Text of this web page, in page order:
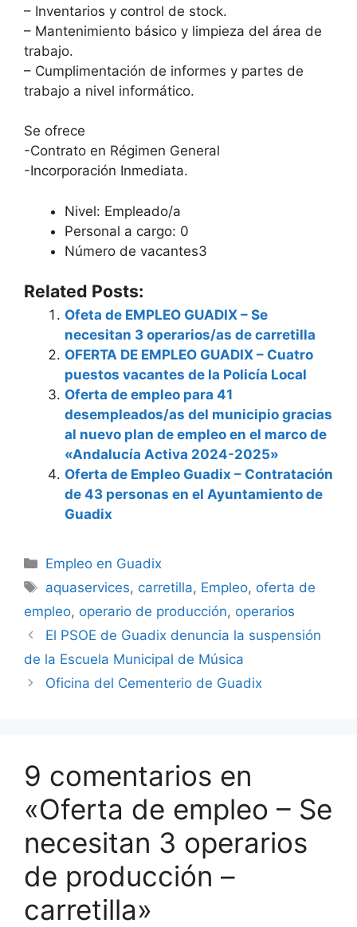
– Inventarios y control de stock.
– Mantenimiento básico y limpieza del área de
trabajo.
– Cumplimentación de informes y partes de
trabajo a nivel informático.
Se ofrece
-Contrato en Régimen General
-Incorporación Inmediata.
Nivel: Empleado/a
Personal a cargo: 0
Número de vacantes3
Related Posts:
Ofeta de EMPLEO GUADIX – Se
necesitan 3 operarios/as de carretilla
OFERTA DE EMPLEO GUADIX – Cuatro
puestos vacantes de la Policía Local
Oferta de empleo para 41
desempleados/as del municipio gracias
al nuevo plan de empleo en el marco de
«Andalucía Activa 2024-2025»
Oferta de Empleo Guadix – Contratación
de 43 personas en el Ayuntamiento de
Guadix
Categorías
Empleo en Guadix
Etiquetas
aquaservices, carretilla, Empleo, oferta de
empleo, operario de producción, operarios
El PSOE de Guadix denuncia la suspensión
de la Escuela Municipal de Música
Oficina del Cementerio de Guadix
9 comentarios en
«Oferta de empleo – Se
necesitan 3 operarios
de producción –
carretilla»